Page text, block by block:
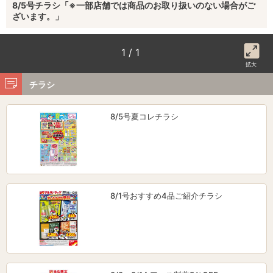
8/5号チラシ「※一部店舗では商品のお取り扱いのない場合がご
ざいます。」
1 / 1
拡大
チラシ
8/5号夏コレチラシ
8/1号おすすめ4品ご紹介チラシ